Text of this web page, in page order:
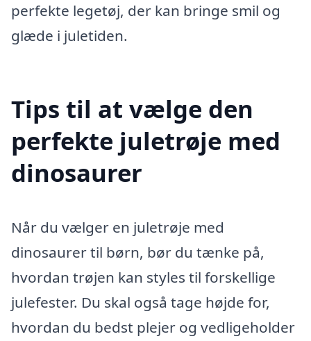
perfekte legetøj, der kan bringe smil og
glæde i juletiden.
Tips til at vælge den
perfekte juletrøje med
dinosaurer
Når du vælger en juletrøje med
dinosaurer til børn, bør du tænke på,
hvordan trøjen kan styles til forskellige
julefester. Du skal også tage højde for,
hvordan du bedst plejer og vedligeholder